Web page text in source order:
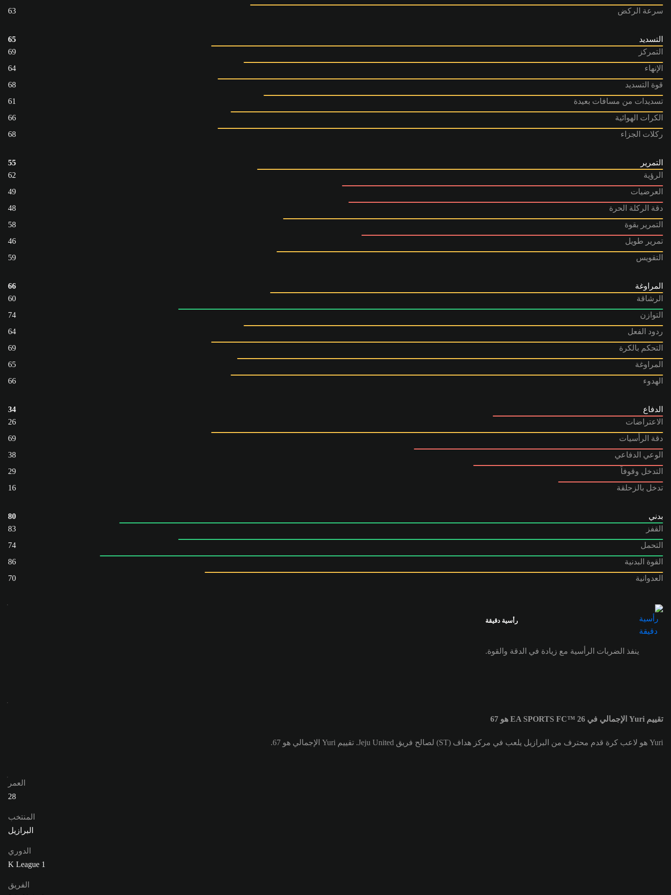
سرعة الركض
63
التسديد
65
التمركز
69
الإنهاء
64
قوة التسديد
68
تسديدات من مسافات بعيدة
61
الكرات الهوائية
66
ركلات الجزاء
68
التمرير
55
الرؤية
62
العرضيات
49
دقة الركلة الحرة
48
التمرير بقوة
58
تمرير طويل
46
التقويس
59
المراوغة
66
الرشاقة
60
التوازن
74
ردود الفعل
64
التحكم بالكرة
69
المراوغة
65
الهدوء
66
الدفاع
34
الاعتراضات
26
دقة الرأسيات
69
الوعي الدفاعي
38
التدخل وقوفاً
29
تدخل بالزحلقة
16
بدني
80
القفز
83
التحمل
74
القوة البدنية
86
العدوانية
70
رأسية دقيقة
ينفذ الضربات الرأسية مع زيادة في الدقة والقوة.
تقييم Yuri الإجمالي في EA SPORTS FC™ 26 هو 67
Yuri هو لاعب كرة قدم محترف من البرازيل يلعب في مركز هداف (ST) لصالح فريق Jeju United. تقييم Yuri الإجمالي هو 67.
العمر
28
المنتخب
البرازيل
الدوري
K League 1
الفريق